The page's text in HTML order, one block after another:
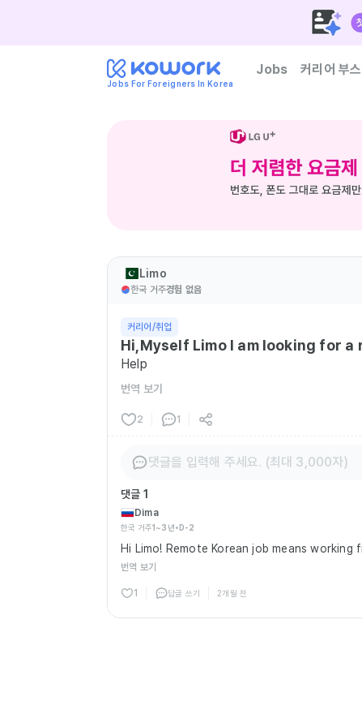
Jobs For Foreigners In Korea
Jobs 커리어 부스
Limo
한국 거주경험 없음
커리어/취업
Hi,Myself Limo I am looking for a
Help
번역 보기
2 1
댓글을 입력해 주세요. (최대 3,000자)
댓글 1
Dima
한국 거주1~3년•D-2
Hi Limo! Remote Korean job means
번역 보기
1 답글 쓰기 2개월 전